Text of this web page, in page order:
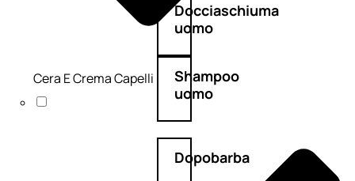
Docciaschiuma
uomo
Shampoo
uomo
Dopobarba
Cera E Crema Capelli